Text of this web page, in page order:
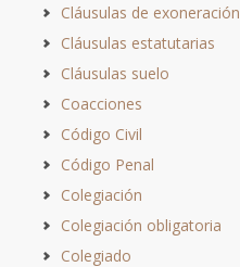
Cláusulas de exoneración
Cláusulas estatutarias
Cláusulas suelo
Coacciones
Código Civil
Código Penal
Colegiación
Colegiación obligatoria
Colegiado